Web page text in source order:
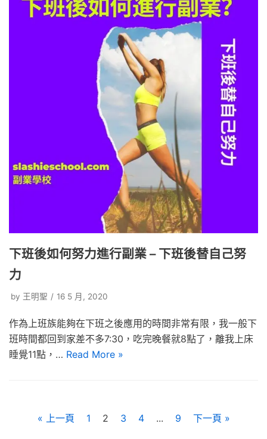
下班後如何努力進行副業 – 下班後替自己努
力
by 王明聖 16 5 月, 2020
作為上班族能夠在下班之後應用的時間非常有限，我一般下
班時間都回到家差不多7:30，吃完晚餐就8點了，離我上床
睡覺11點，… Read More »
« 上一頁 1 2 3 4 ... 9 下一頁 »